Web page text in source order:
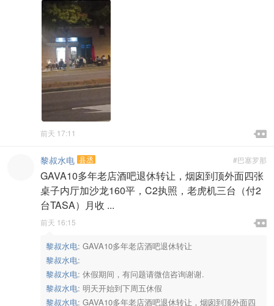

前天 17:11 
#巴塞罗那
黎叔水电 县丞
GAVA10多年老店酒吧退休转让，烟囱到顶外面四张
桌子内厅加沙龙160平，C2执照，老虎机三台（付2
台TASA）月收 ...

前天 16:15 
黎叔水电: GAVA10多年老店酒吧退休转让
黎叔水电:
黎叔水电: 休假期间，有问题请微信咨询谢谢.
黎叔水电: 明天开始到下周五休假
黎叔水电: GAVA10多年老店酒吧退休转让，烟囱到顶外面四